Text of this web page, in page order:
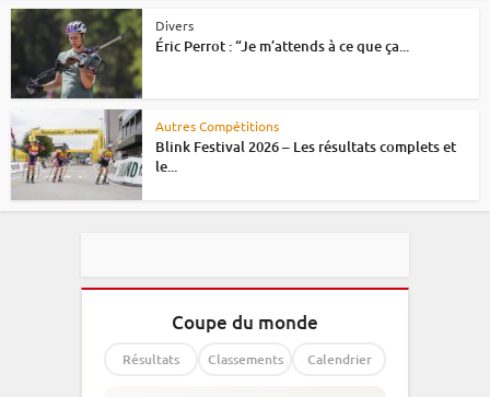
Divers
Éric Perrot : “Je m’attends à ce que ça...
Autres Compétitions
Blink Festival 2026 – Les résultats complets et
le...
Coupe du monde
Résultats Classements Calendrier